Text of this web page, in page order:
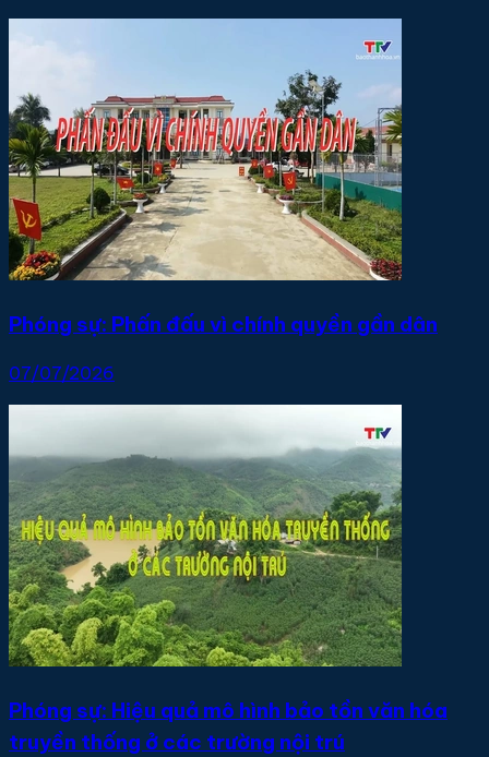
Phóng sự: Phấn đấu vì chính quyền gần dân
07/07/2026
Phóng sự: Hiệu quả mô hình bảo tồn văn hóa
truyền thống ở các trường nội trú